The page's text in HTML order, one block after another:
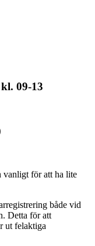
09-13
vanligt för att ha lite
både vid
Detta för att
ut felaktiga